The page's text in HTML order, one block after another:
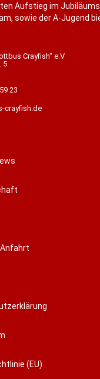
Aufstieg im
sowie der A-Jugend
Crayfish" e.V
5
23
crayfish.de
(EU)